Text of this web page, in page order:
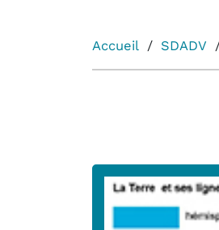
Accueil SDADV